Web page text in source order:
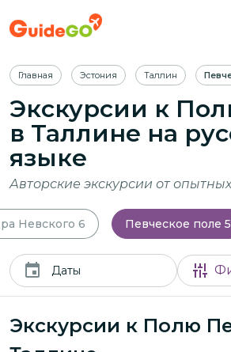
Главная Эстония Таллин
Экскурсии к
в Таллине на
языке
Авторские экскурсии от
Невского 6 Певческое поле 5
Даты
Экскурсии к Полю